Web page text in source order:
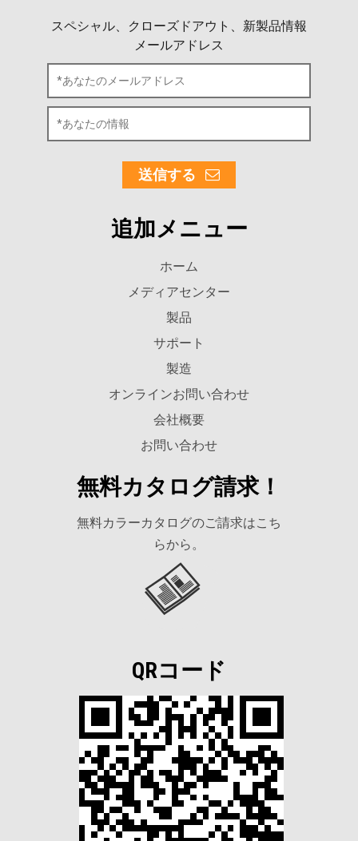
スペシャル、クローズドアウト、新製品情報
メールアドレス
追加メニュー
ホーム
メディアセンター
製品
サポート
製造
オンラインお問い合わせ
会社概要
お問い合わせ
無料カタログ請求！
無料カラーカタログのご請求はこち
らから。
QRコード